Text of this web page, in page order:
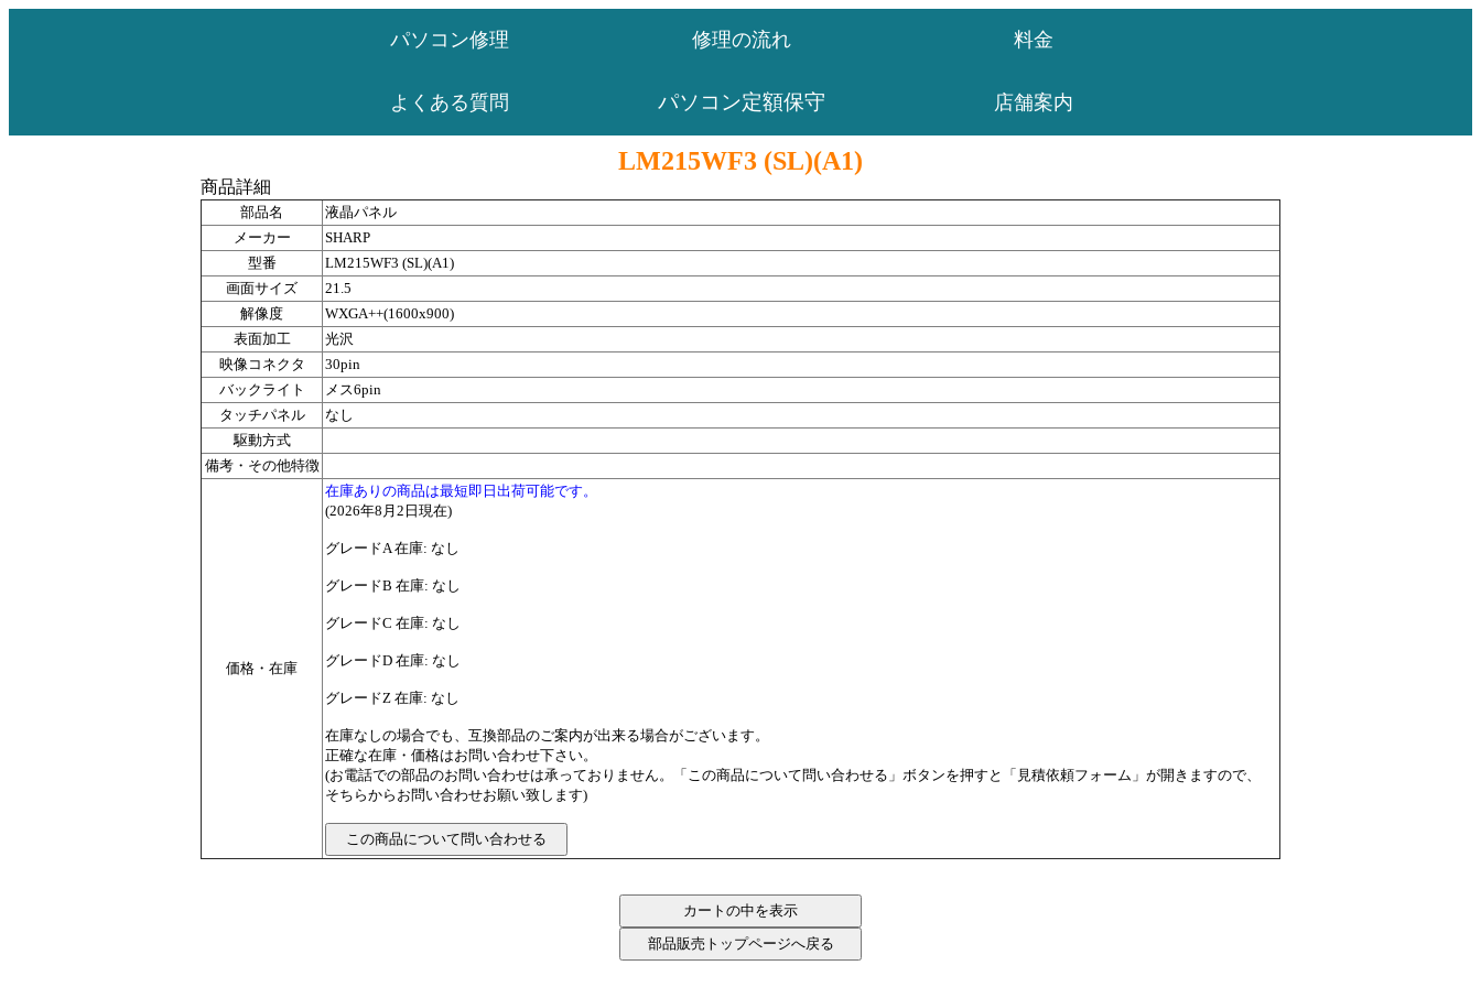
パソコン修理 修理の流れ 料金
よくある質問 パソコン定額保守 店舗案内
LM215WF3 (SL)(A1)
商品詳細
部品名
液晶パネル
メーカー
SHARP
型番
LM215WF3 (SL)(A1)
画面サイズ
21.5
解像度
WXGA++(1600x900)
表面加工
光沢
映像コネクタ
30pin
バックライト
メス6pin
タッチパネル
なし
駆動方式
備考・その他特徴
価格・在庫
在庫ありの商品は最短即日出荷可能です。
(2026年8月2日現在)
グレードA 在庫: なし
グレードB 在庫: なし
グレードC 在庫: なし
グレードD 在庫: なし
グレードZ 在庫: なし
在庫なしの場合でも、互換部品のご案内が出来る場合がございます。
正確な在庫・価格はお問い合わせ下さい。
(お電話での部品のお問い合わせは承っておりません。「この商品について問い合わせる」ボタンを押すと「見積依頼フォーム」が開きますので、
そちらからお問い合わせお願い致します)